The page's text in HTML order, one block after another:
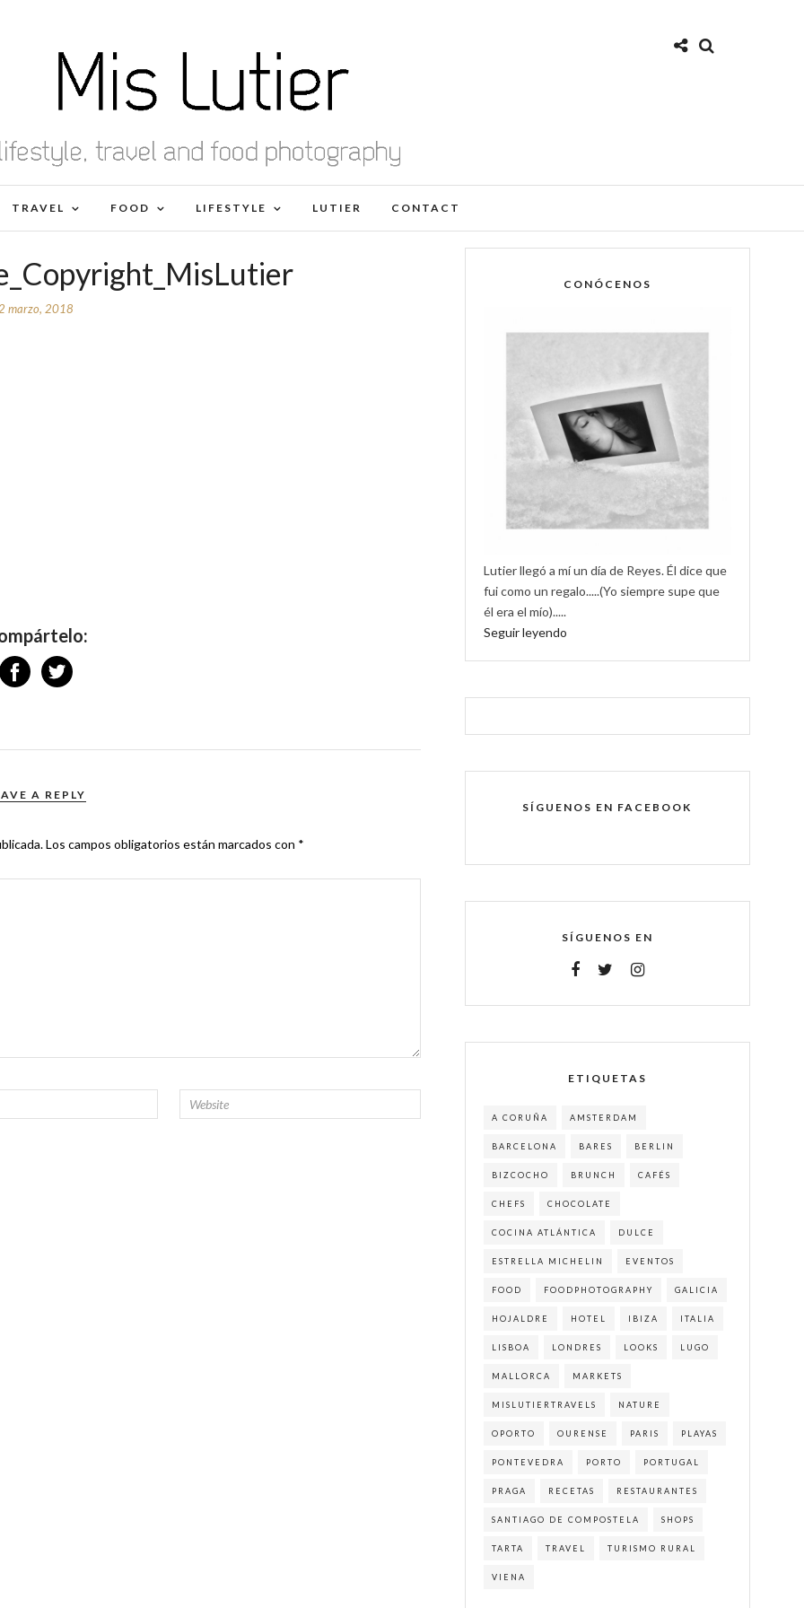
TRAVEL FOOD LIFESTYLE LUTIER CONTACT
marzo, 2018
A REPLY
Los campos obligatorios están marcados con *
CONÓCENOS
Lutier llegó a mí un día de Reyes. Él dice que
fui como un regalo.....(Yo siempre supe que
él era el mío).....
Seguir leyendo
SÍGUENOS EN FACEBOOK
SÍGUENOS EN
ETIQUETAS
A CORUÑA AMSTERDAM
BARCELONA BARES BERLIN
BIZCOCHO BRUNCH CAFÉS
CHEFS CHOCOLATE
COCINA ATLÁNTICA DULCE
ESTRELLA MICHELIN EVENTOS
FOOD FOODPHOTOGRAPHY GALICIA
HOJALDRE HOTEL IBIZA ITALIA
LISBOA LONDRES LOOKS LUGO
MALLORCA MARKETS
MISLUTIERTRAVELS NATURE
OPORTO OURENSE PARIS PLAYAS
PONTEVEDRA PORTO PORTUGAL
PRAGA RECETAS RESTAURANTES
SANTIAGO DE COMPOSTELA SHOPS
TARTA TRAVEL TURISMO RURAL
VIENA